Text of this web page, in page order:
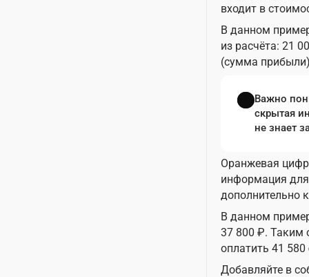
входит в
В данном
из расчёта: 21
(сумма
Важно
скрытая
не знает
Оранжевая
информация для
дополнительно
В данном
37 800 ₽. Таким
оплатить 41 580
Добавляйте в